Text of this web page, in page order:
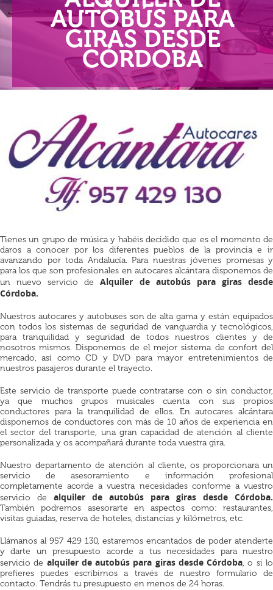
AUTOBÚS PARA
GIRAS DESDE
CÓRDOBA
Tienes un grupo de música y habéis decidido que es el momento de
daros a conocer por los diferentes pueblos de la provincia e ir
avanzando por toda Andalucía. Para nuestras jóvenes promesas y
para los que son profesionales en autocares alcántara disponemos de
un nuevo servicio deAlquiler de autobús para giras desde
Córdoba.
Nuestros autocares y autobuses son de alta gama y están equipados
con todos los sistemas de seguridad de vanguardia y tecnológicos,
para tranquilidad y seguridad de todos nuestros clientes y de
nosotros mismos. Disponemos de el mejor sistema de confort del
mercado, así como CD y DVD para mayor entretenimientos de
nuestros pasajeros durante el trayecto.
Este servicio de transporte puede contratarse con o sin conductor,
ya que muchos grupos musicales cuenta con sus propios
conductores para la tranquilidad de ellos. En autocares alcántara
disponemos de conductores con más de 10 años de experiencia en
el sector del transporte, una gran capacidad de atención al cliente
personalizada y os acompañará durante toda vuestra gira.
Nuestro departamento de atención al cliente, os proporcionara un
servicio de asesoramiento e información profesional
completamente acorde a vuestra necesidades conforme a vuestro
servicio de alquiler de autobús para giras desde Córdoba.
También podremos asesorarte en aspectos como: restaurantes,
visitas guiadas, reserva de hoteles, distancias y kilómetros, etc.
Llámanos al 957 429 130, estaremos encantados de poder atenderte
y darte un presupuesto acorde a tus necesidades para nuestro
servicio de alquiler de autobús para giras desde Córdoba, o si lo
prefieres puedes escribirnos a través de nuestro formulario de
contacto. Tendrás tu presupuesto en menos de 24 horas.